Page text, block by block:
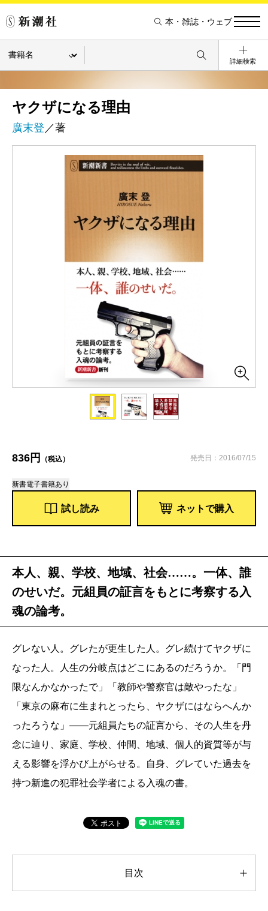
本・雑誌・ウェブ
詳細検索
ヤクザになる理由
廣末登 ／著
836円 （税込） 発売日：2016/07/15
新書電子書籍あり
試し読み ネットで購入
本人、親、学校、地域、社会……。一体、誰
のせいだ。元組員の証言をもとに考察する入
魂の論考。
グレない人。グレたが更生した人。グレ続けてヤクザに
なった人。人生の分岐点はどこにあるのだろうか。「門
限なんかなかったで」「教師や警察官は敵やったな」
「東京の麻布に生まれとったら、ヤクザにはならへんか
ったろうな」――元組員たちの証言から、その人生を丹
念に辿り、家庭、学校、仲間、地域、個人的資質等が与
える影響を浮かび上がらせる。自身、グレていた過去を
持つ新進の犯罪社会学者による入魂の書。
目次